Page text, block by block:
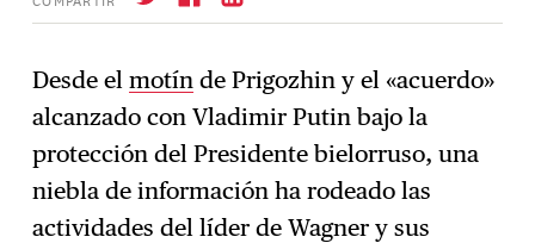
→ Suscríbase
Desde elmotín de Prigozhin y el «acuerdo»
alcanzado con Vladimir Putin bajo la
protección del Presidente bielorruso, una
niebla de información ha rodeado las
actividades del líder de Wagner y sus